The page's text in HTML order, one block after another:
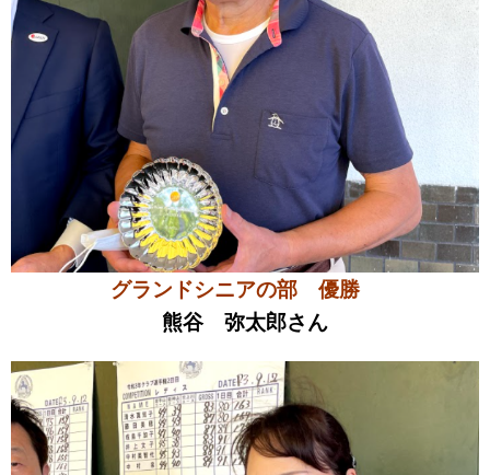
グランドシニアの部 優勝
熊谷 弥太郎さん